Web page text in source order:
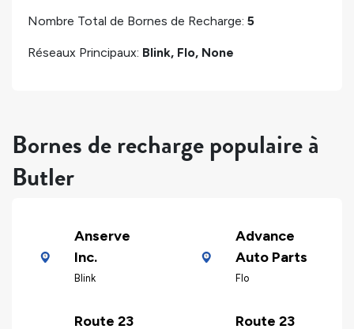
Nombre Total de Bornes de Recharge: 5
Réseaux Principaux: Blink, Flo, None
Bornes de recharge populaire à
Butler
Anserve
Inc.
Blink
Advance
Auto Parts
Flo
Route 23
Route 23